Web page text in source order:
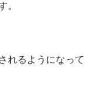
。
れるようになって